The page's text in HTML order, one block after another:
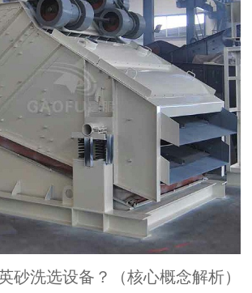
砂洗选设备？（核心概念解析）